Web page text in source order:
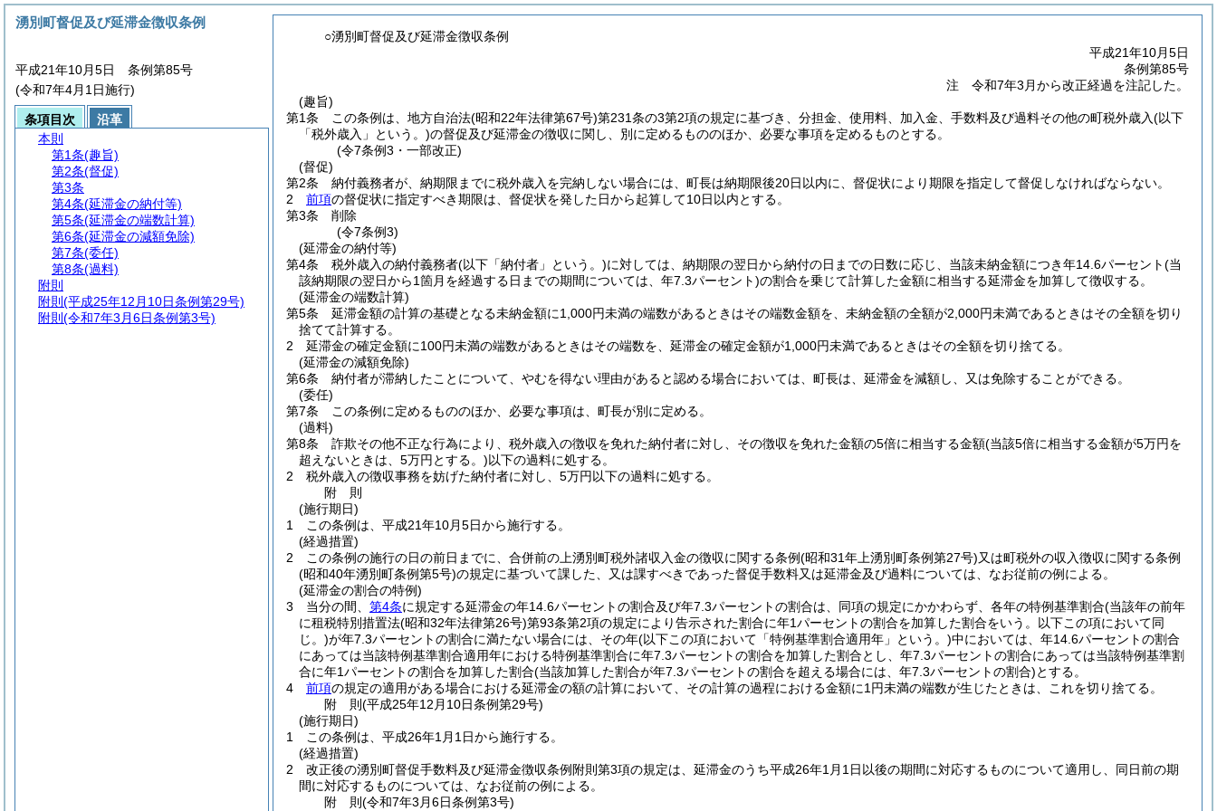
○湧別町督促及び延滞金徴収条例
平成21年10月5日
条例第85号
注 令和7年3月から改正経過を注記した。
(趣旨)
第1条
この条例は、地方自治法(昭和22年法律第67号)第231条の3第2項の規定に基づき、分担金、使用料、加入金、手数料及び過料その他の町税外歳入(以下
「税外歳入」という。)の督促及び延滞金の徴収に関し、別に定めるもののほか、必要な事項を定めるものとする。
(令7条例3・一部改正)
(督促)
第2条
納付義務者が、納期限までに税外歳入を完納しない場合には、町長は納期限後20日以内に、督促状により期限を指定して督促しなければならない。
2
前項の督促状に指定すべき期限は、督促状を発した日から起算して10日以内とする。
第3条
削除
(令7条例3)
(延滞金の納付等)
第4条
税外歳入の納付義務者(以下「納付者」という。)に対しては、納期限の翌日から納付の日までの日数に応じ、当該未納金額につき年14.6パーセント(当
該納期限の翌日から1箇月を経過する日までの期間については、年7.3パーセント)の割合を乗じて計算した金額に相当する延滞金を加算して徴収する。
(延滞金の端数計算)
第5条
延滞金額の計算の基礎となる未納金額に1,000円未満の端数があるときはその端数金額を、未納金額の全額が2,000円未満であるときはその全額を切り
捨てて計算する。
2
延滞金の確定金額に100円未満の端数があるときはその端数を、延滞金の確定金額が1,000円未満であるときはその全額を切り捨てる。
(延滞金の減額免除)
第6条
納付者が滞納したことについて、やむを得ない理由があると認める場合においては、町長は、延滞金を減額し、又は免除することができる。
(委任)
第7条
この条例に定めるもののほか、必要な事項は、町長が別に定める。
(過料)
第8条
詐欺その他不正な行為により、税外歳入の徴収を免れた納付者に対し、その徴収を免れた金額の5倍に相当する金額(当該5倍に相当する金額が5万円を
超えないときは、5万円とする。)以下の過料に処する。
2
税外歳入の徴収事務を妨げた納付者に対し、5万円以下の過料に処する。
附 則
(施行期日)
1
この条例は、平成21年10月5日から施行する。
(経過措置)
2
この条例の施行の日の前日までに、合併前の上湧別町税外諸収入金の徴収に関する条例(昭和31年上湧別町条例第27号)又は町税外の収入徴収に関する条例
(昭和40年湧別町条例第5号)の規定に基づいて課した、又は課すべきであった督促手数料又は延滞金及び過料については、なお従前の例による。
(延滞金の割合の特例)
3
当分の間、 第4条に規定する延滞金の年14.6パーセントの割合及び年7.3パーセントの割合は、同項の規定にかかわらず、各年の特例基準割合(当該年の前年
に租税特別措置法(昭和32年法律第26号)第93条第2項の規定により告示された割合に年1パーセントの割合を加算した割合をいう。以下この項において同
じ。)が年7.3パーセントの割合に満たない場合には、その年(以下この項において「特例基準割合適用年」という。)中においては、年14.6パーセントの割合
にあっては当該特例基準割合適用年における特例基準割合に年7.3パーセントの割合を加算した割合とし、年7.3パーセントの割合にあっては当該特例基準割
合に年1パーセントの割合を加算した割合(当該加算した割合が年7.3パーセントの割合を超える場合には、年7.3パーセントの割合)とする。
4
前項の規定の適用がある場合における延滞金の額の計算において、その計算の過程における金額に1円未満の端数が生じたときは、これを切り捨てる。
附 則(平成25年12月10日条例第29号)
(施行期日)
1
この条例は、平成26年1月1日から施行する。
(経過措置)
2
改正後の湧別町督促手数料及び延滞金徴収条例附則第3項の規定は、延滞金のうち平成26年1月1日以後の期間に対応するものについて適用し、同日前の期
間に対応するものについては、なお従前の例による。
附 則(令和7年3月6日条例第3号)
湧別町督促及び延滞金徴収条例
平成21年10月5日 条例第85号
(令和7年4月1日施行)
条項目次
沿革
本則
第1条(趣旨)
第2条(督促)
第3条
第4条(延滞金の納付等)
第5条(延滞金の端数計算)
第6条(延滞金の減額免除)
第7条(委任)
第8条(過料)
附則
附則 (平成25年12月10日条例第29号)
附則 (令和7年3月6日条例第3号)